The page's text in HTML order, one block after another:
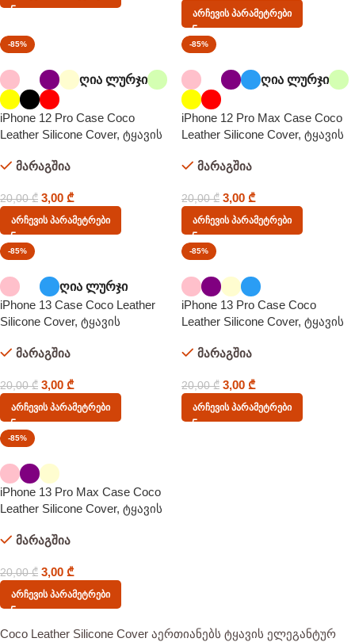
Არჩევის Პარამეტრები
-85%
ღია ლურჯი
iPhone 12 Pro Case Coco
Leather Silicone Cover, ტყავის
მარაგშია
20,00₾ 3,00 ₾
Არჩევის Პარამეტრები
-85%
ღია ლურჯი
iPhone 12 Pro Max Case Coco
Leather Silicone Cover, ტყავის
მარაგშია
20,00₾ 3,00 ₾
Არჩევის Პარამეტრები
-85%
ღია ლურჯი
iPhone 13 Case Coco Leather
Silicone Cover, ტყავის
მარაგშია
20,00₾ 3,00 ₾
Არჩევის Პარამეტრები
-85%
iPhone 13 Pro Case Coco
Leather Silicone Cover, ტყავის
მარაგშია
20,00₾ 3,00 ₾
Არჩევის Პარამეტრები
-85%
iPhone 13 Pro Max Case Coco
Leather Silicone Cover, ტყავის
მარაგშია
20,00₾ 3,00 ₾
Არჩევის Პარამეტრები
Coco Leather Silicone Cover აერთიანებს ტყავის ელეგანტურ